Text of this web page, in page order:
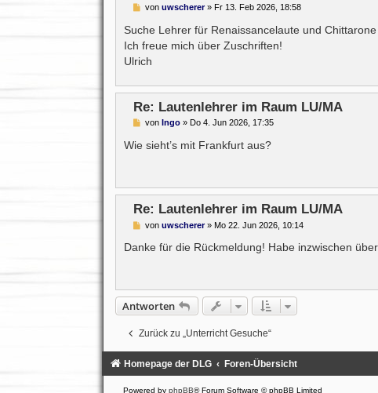
B
i
t
r
a
g
vonuwscherer» Fr 13. Feb 2026, 18:58
Suche Lehrer für Renaissancelaute und
Ich freue mich über Zuschriften!
Ulrich
Re: Lautenlehrer im Raum LU/MA
Bvon Ingo » Do 4. Jun 2026, 17:35
Wie sieht’s mit Frankfurt aus?
Re: Lautenlehrer im Raum LU/MA
B
i
vonuwscherer» Mo 22. Jun 2026, 10:14
Danke für die Rückmeldung! Habe inzwischen
Antworten
Zurück zu „Unterricht Gesuche“
Homepage der DLG Foren-Übersicht
Powered by phpBB® Forum Software © phpBB Limited